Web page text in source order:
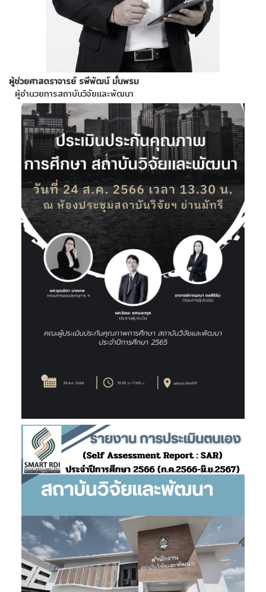
ผู้ช่วยศาสตราจารย์ รพีพัฒน์ มั่นพรม
ผู้อำนวยการสถาบันวิจัยและพัฒนา